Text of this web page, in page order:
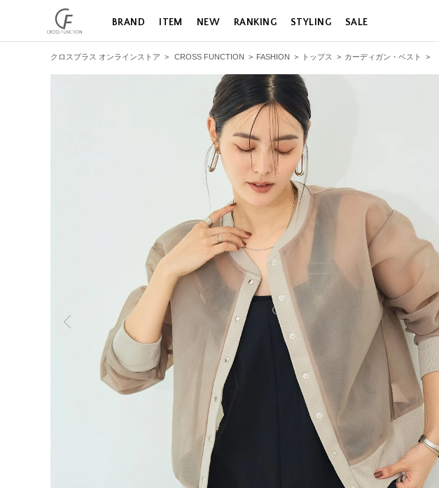
BRAND ITEM NEW RANKING STYLING SALE
クロスプラス オンラインストア > CROSS FUNCTION > FASHION > トップス > カーディガン・ベスト >